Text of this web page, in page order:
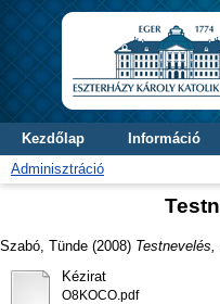
Kezdőlap Információ
Adminisztráció
Szabó, Tünde (2008)
Kézirat
O8KOCO.pdf